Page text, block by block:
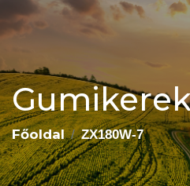
Főoldal ZX180W-7